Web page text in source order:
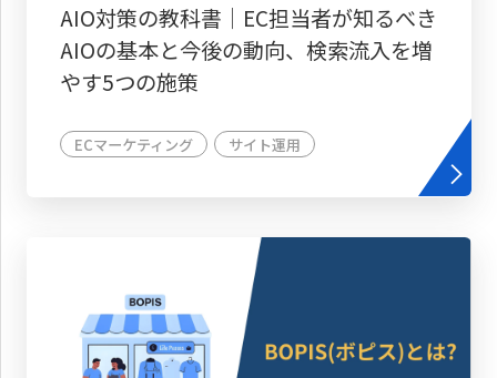
AIO対策の教科書│EC担当者が知るべき
AIOの基本と今後の動向、検索流入を増
やす5つの施策
ECマーケティング サイト運用